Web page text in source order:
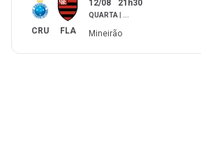
CRU FLA
12/08 21h30
QUARTA
Mineirão